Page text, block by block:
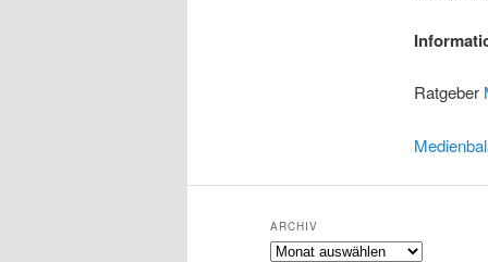
Ratgeber
ARCHIV
Archiv